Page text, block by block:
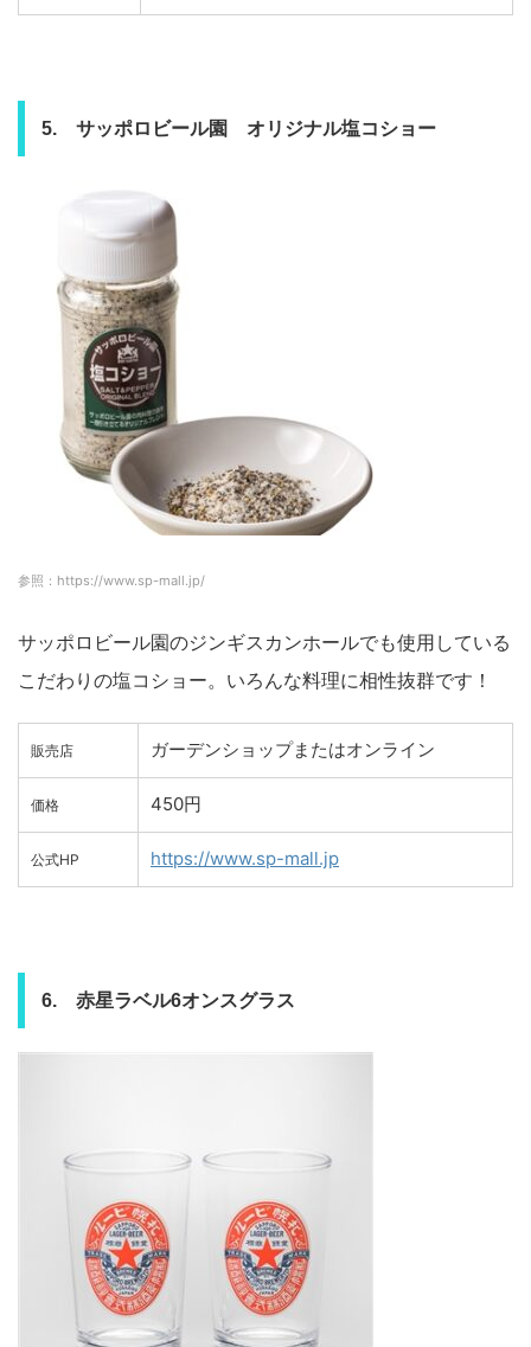
5. サッポロビール園 オリジナル塩コショー
参照：https://www.sp-mall.jp/
サッポロビール園のジンギスカンホールでも使用している
こだわりの塩コショー。いろんな料理に相性抜群です！
販売店 ガーデンショップまたはオンライン
価格 450円
公式HP https://www.sp-mall.jp
6. 赤星ラベル6オンスグラス